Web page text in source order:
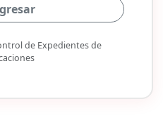
de Expedientes de